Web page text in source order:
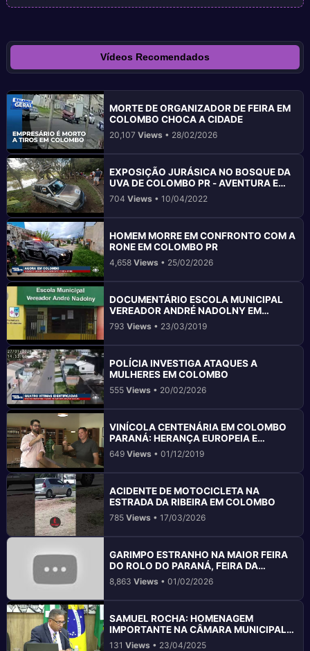
Vídeos Recomendados
MORTE DE ORGANIZADOR DE FEIRA EM
COLOMBO CHOCA A CIDADE
20,107Views • 28/02/2026
EXPOSIÇÃO JURÁSICA NO BOSQUE DA
UVA DE COLOMBO PR - AVENTURA E
SOLIDARIEDADE
704Views • 10/04/2022
HOMEM MORRE EM CONFRONTO COM A
RONE EM COLOMBO PR
4,658Views • 25/02/2026
DOCUMENTÁRIO ESCOLA MUNICIPAL
VEREADOR ANDRÉ NADOLNY EM
COLOMBO PR
793Views • 23/03/2019
POLÍCIA INVESTIGA ATAQUES A
MULHERES EM COLOMBO
555Views • 20/02/2026
VINÍCOLA CENTENÁRIA EM COLOMBO
PARANÁ: HERANÇA EUROPEIA E
PRÊMIOS
649Views • 01/12/2019
ACIDENTE DE MOTOCICLETA NA
ESTRADA DA RIBEIRA EM COLOMBO
785Views • 17/03/2026
GARIMPO ESTRANHO NA MAIOR FEIRA
DO ROLO DO PARANÁ, FEIRA DA
PEDRINHA
8,863Views • 01/02/2026
SAMUEL ROCHA: HOMENAGEM
IMPORTANTE NA CÂMARA MUNICIPAL
DE COLOMBO
131Views • 23/04/2025